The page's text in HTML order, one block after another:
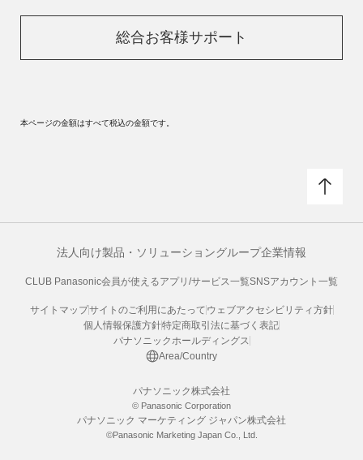
総合お客様サポート
本ページの金額はすべて税込の金額です。
法人向け製品・ソリューショングループ企業情報
CLUB Panasonic会員が使えるアプリ/サービス一覧SNSアカウント一覧
サイトマップサイトのご利用にあたって ウェブアクセシビリティ方針
個人情報保護方針特定商取引法に基づく表記
パナソニックホールディングス
Area/Country
パナソニック株式会社
© Panasonic Corporation
パナソニック マーケティング ジャパン株式会社
©Panasonic Marketing Japan Co., Ltd.